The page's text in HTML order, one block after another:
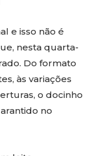
e isso não é
nesta quarta-
Do formato
às variações
o docinho
no